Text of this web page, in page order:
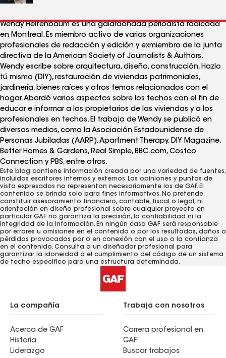
Wendy Helfenbaum es una galardonada periodista radicada
en Montreal. Es miembro activo de varias organizaciones
profesionales de redacción y edición y exmiembro de la junta
directiva de la American Society of Journalists & Authors.
Wendy escribe sobre arquitectura, diseño, construcción, Hazlo
tú mismo (DIY), restauración de viviendas patrimoniales,
jardinería, bienes raíces y otros temas relacionados con el
hogar. Abordó varios aspectos sobre los techos con el fin de
educar e informar a los propietarios de las viviendas y a los
profesionales en techos. El trabajo de Wendy se publicó en
diversos medios, como la Asociación Estadounidense de
Personas Jubiladas (AARP), Apartment Therapy, DIY Magazine,
Better Homes & Gardens, Real Simple, BBC.com, Costco
Connection y PBS, entre otros.
Este blog contiene información creada por una variedad de fuentes,
incluidos escritores internos y externos. Las opiniones y puntos de
vista expresados ​​no representan necesariamente los de GAF. El
contenido se brinda solo para fines informativos. No pretende
constituir asesoramiento financiero, contable, fiscal o legal, ni
orientación en diseño profesional sobre cualquier proyecto en
particular. GAF no garantiza la precisión, la confiabilidad ni la
integridad de la información. En ningún caso GAF será responsable
por errores u omisiones en el contenido o por los resultados, daños o
pérdidas provocados ​​por o en conexión con el uso o la confianza
en el contenido. Consulta a un diseñador profesional para
garantizar la idoneidad o el cumplimiento del código de un sistema
de techo específico para una estructura determinada.
La compañía
Acerca de GAF
Historia
Liderazgo
Trabaja con nosotros
Carrera profesional en
GAF
Buscar trabajos